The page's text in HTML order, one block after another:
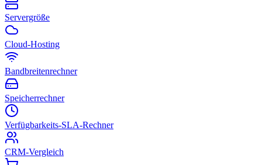
Servergröße
Cloud-Hosting
Bandbreitenrechner
Speicherrechner
Verfügbarkeits-SLA-Rechner
CRM-Vergleich